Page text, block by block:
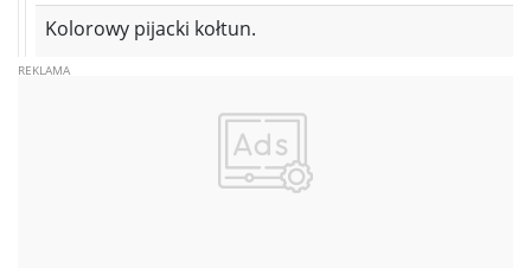
Kolorowy pijacki kołtun.